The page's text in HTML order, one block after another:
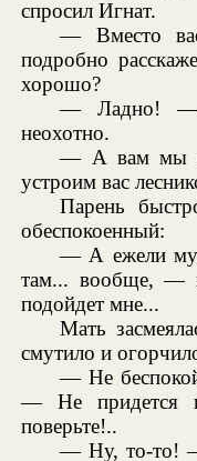
спросил Игнат.
— Вместо
подробно
хорошо?
— Ладно! —
неохотно.
— А вам мы
устроим вас
Парень
обеспокоенный:
— А ежели
там... вообще, —
подойдет мне...
Мать
смутило и
— Не
— Не придется
поверьте!..
— Ну, то-то! —